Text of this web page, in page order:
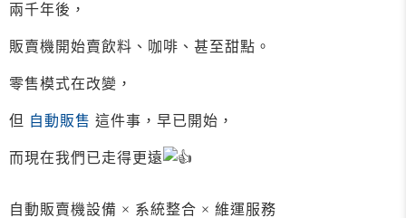
兩千年後，
販賣機開始賣飲料、咖啡、甚至甜點。
零售模式在改變，
但 自動販售 這件事，早已開始，
而現在我們已走得更遠
自動販賣機設備 × 系統整合 × 維運服務